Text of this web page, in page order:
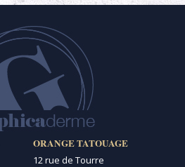
ORANGE TATOUAGE
12 rue de Tourre